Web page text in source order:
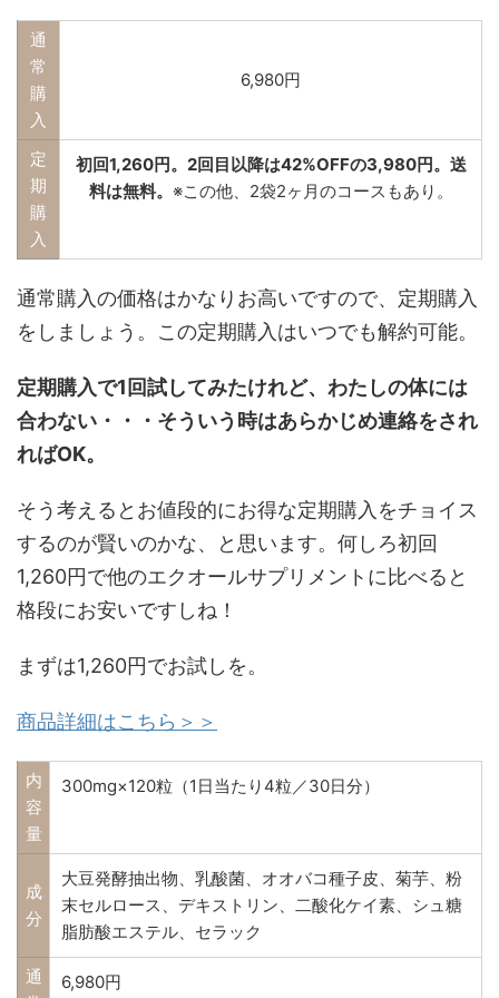
通
常
購
入
6,980円
定
期
購
入
初回1,260円。2回目以降は42%OFFの3,980円。送
料は無料。 ※この他、2袋2ヶ月のコースもあり。
通常購入の価格はかなりお高いですので、定期購入
をしましょう。この定期購入はいつでも解約可能。
定期購入で1回試してみたけれど、わたしの体には
合わない・・・そういう時はあらかじめ連絡をされ
ればOK。
そう考えるとお値段的にお得な定期購入をチョイス
するのが賢いのかな、と思います。何しろ初回
1,260円で他のエクオールサプリメントに比べると
格段にお安いですしね！
まずは1,260円でお試しを。
商品詳細はこちら＞＞
内
容
量
300mg×120粒（1日当たり4粒／30日分）
成
分
大豆発酵抽出物、乳酸菌、オオバコ種子皮、菊芋、粉
末セルロース、デキストリン、二酸化ケイ素、シュ糖
脂肪酸エステル、セラック
通
6,980円